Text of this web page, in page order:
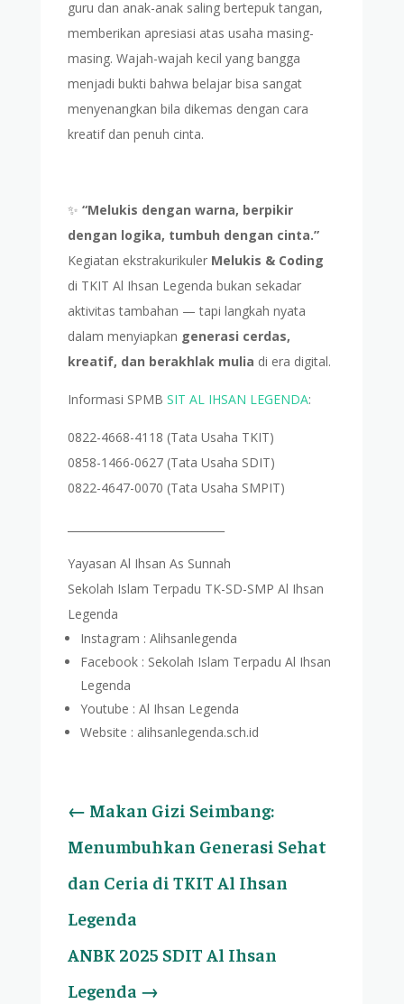
guru dan anak-anak saling bertepuk tangan,
memberikan apresiasi atas usaha masing-
masing. Wajah-wajah kecil yang bangga
menjadi bukti bahwa belajar bisa sangat
menyenangkan bila dikemas dengan cara
kreatif dan penuh cinta.
✨ “Melukis dengan warna, berpikir
dengan logika, tumbuh dengan cinta.”
Kegiatan ekstrakurikuler Melukis & Coding
di TKIT Al Ihsan Legenda bukan sekadar
aktivitas tambahan — tapi langkah nyata
dalam menyiapkan generasi cerdas,
kreatif, dan berakhlak mulia di era digital.
Informasi SPMB SIT AL IHSAN LEGENDA:
0822-4668-4118 (Tata Usaha TKIT)
0858-1466-0627 (Tata Usaha SDIT)
0822-4647-0070 (Tata Usaha SMPIT)
Yayasan Al Ihsan As Sunnah
Sekolah Islam Terpadu TK-SD-SMP Al Ihsan
Legenda
Instagram : Alihsanlegenda
Facebook : Sekolah Islam Terpadu Al Ihsan
Legenda
Youtube : Al Ihsan Legenda
Website : alihsanlegenda.sch.id
← Makan Gizi Seimbang:
Menumbuhkan Generasi Sehat
dan Ceria di TKIT Al Ihsan
Legenda
ANBK 2025 SDIT Al Ihsan
Legenda →